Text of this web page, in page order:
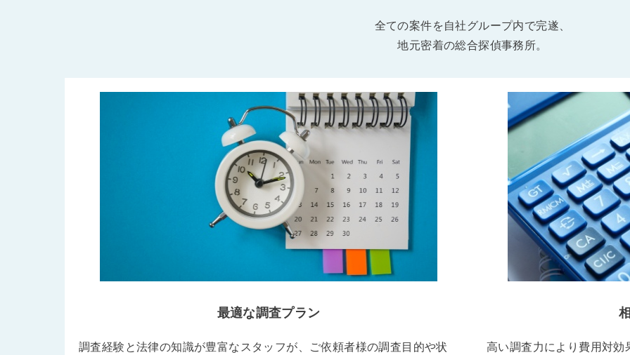
全ての案件を自社グループ内で完遂、
地元密着の総合探偵事務所。
最適な調査プラン
調査経験と法律の知識が豊富なスタッフが、ご依頼者様の調査目的や状
高い調査力により費用対